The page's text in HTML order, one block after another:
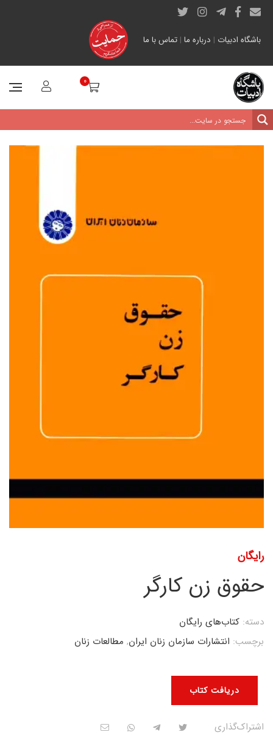
باشگاه ادبیات | درباره ما | تماس با ما
0
رایگان
حقوق زن کارگر
دریافت کتاب
دسته: کتاب‌های رایگان
برچسب: انتشارات سازمان زنان ایران, مطالعات زنان
اشتراک‌گذاری